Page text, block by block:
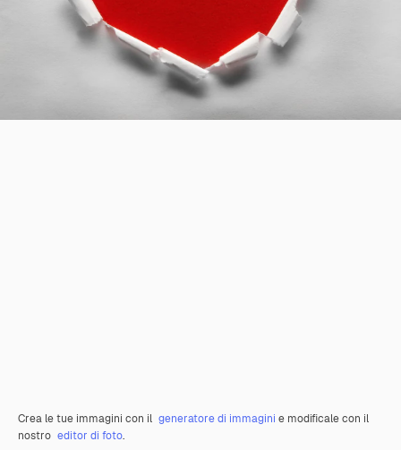
Crea le tue immagini con il generatore di immagini e modificale con il
nostro editor di foto.